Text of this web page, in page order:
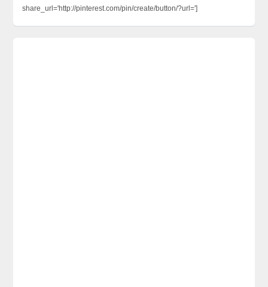
share_url='http://pinterest.com/pin/create/button/?url=']